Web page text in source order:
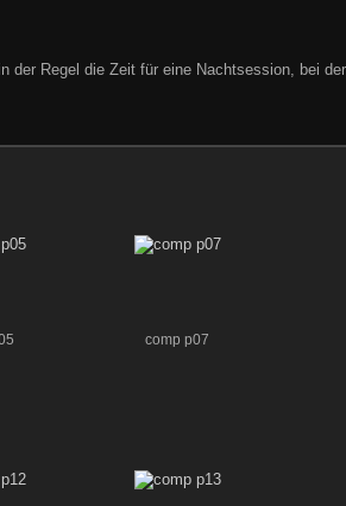
der Regel die Zeit für eine Nachtsession, bei der
comp p07